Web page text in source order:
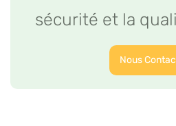
sécurité et la
Nous